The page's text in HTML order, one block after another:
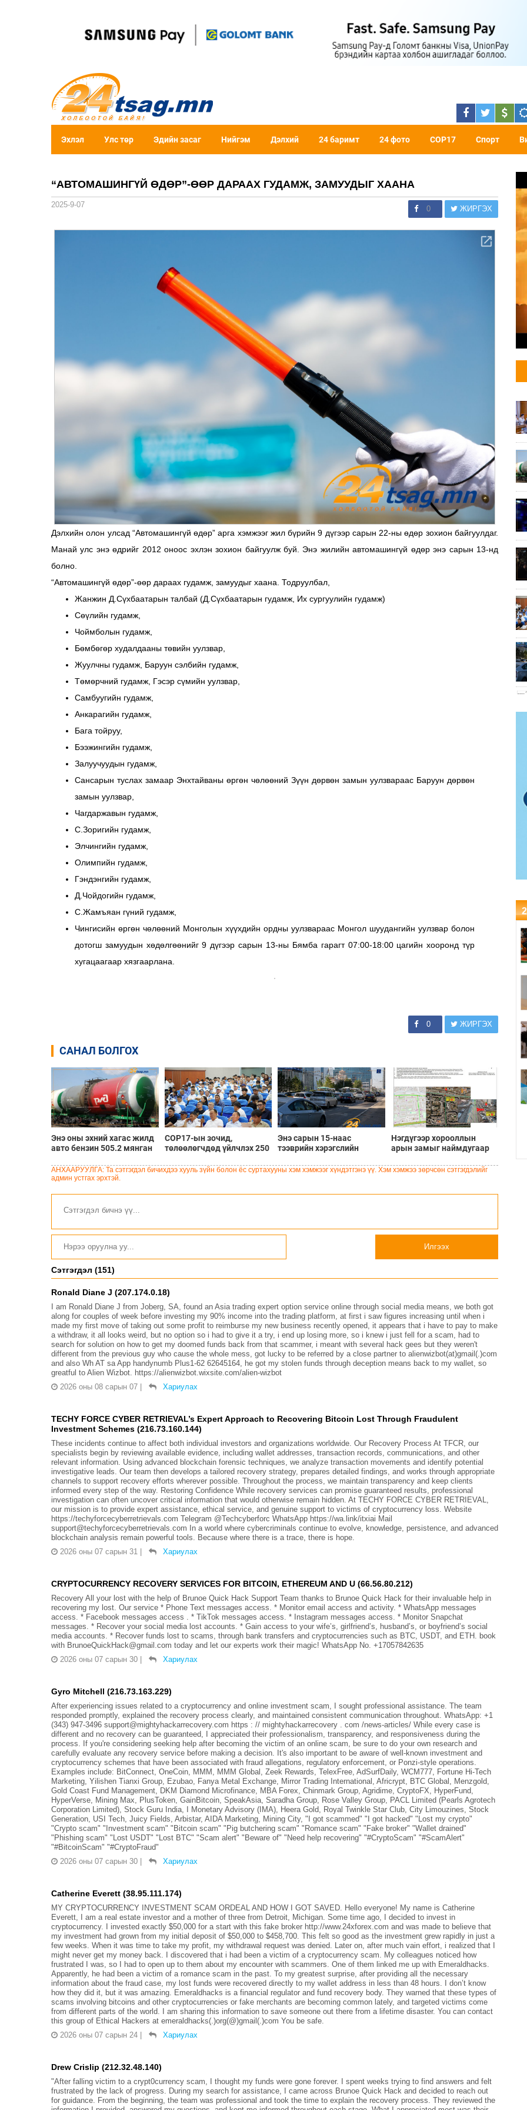
Эхлэл Улс төр Эдийн засаг Нийгэм Дэлхий 24 баримт 24 фото COP17 Спорт
“АВТОМАШИНГҮЙ ӨДӨР”-ӨӨР ДАРААХ ГУДАМЖ, ЗАМУУДЫГ ХААНА
2025-9-07 0 ЖИРГЭХ
Дэлхийн олон улсад “Автомашингүй өдөр” арга хэмжээг жил бүрийн 9 дүгээр сарын 22-ны өдөр зохион байгуулдаг.
Манай улс энэ өдрийг 2012 оноос эхлэн зохион байгуулж буй. Энэ жилийн автомашингүй өдөр энэ сарын 13-нд
болно.
“Автомашингүй өдөр”-өөр дараах гудамж, замуудыг хаана. Тодруулбал,
Жанжин Д.Сүхбаатарын талбай (Д.Сүхбаатарын гудамж, Их сургуулийн гудамж)
Сөүлийн гудамж,
Чоймболын гудамж,
Бөмбөгөр худалдааны төвийн уулзвар,
Жуулчны гудамж, Баруун сэлбийн гудамж,
Төмөрчний гудамж, Гэсэр сүмийн уулзвар,
Самбуугийн гудамж,
Анкарагийн гудамж,
Бага тойруу,
Бээжингийн гудамж,
Залуучуудын гудамж,
Сансарын туслах замаар Энхтайваны өргөн чөлөөний Зүүн дөрвөн замын уулзвараас Баруун дөрвөн
замын уулзвар,
Чагдаржавын гудамж,
С.Зоригийн гудамж,
Элчингийн гудамж,
Олимпийн гудамж,
Гэндэнгийн гудамж,
Д.Чойдогийн гудамж,
С.Жамъяан гүний гудамж,
Чингисийн өргөн чөлөөний Монголын хүүхдийн ордны уулзвараас Монгол шуудангийн уулзвар болон
дотогш замуудын хөдөлгөөнийг 9 дүгээр сарын 13-ны Бямба гарагт 07:00-18:00 цагийн хооронд түр
хугацаагаар хязгаарлана.
0 ЖИРГЭХ
САНАЛ БОЛГОХ
Энэ оны эхний хагас жилд
авто бензин 505.2 мянган
мянган тонн импортолжээ
COP17-ын зочид,
төлөөлөгчдөд үйлчлэх 250
сургалтад хамруулж байна
Энэ сарын 15-наас
тээврийн хэрэгслийн
сондгой ангиллаар
Нэгдүгээр хорооллын
арын замыг наймдугаар
түр хааж, борооны ус
АНХААРУУЛГА: Та сэтгэгдэл бичихдээ хууль зүйн болон ёс суртахууны хэм хэмжээг хүндэтгэнэ үү. Хэм хэмжээ зөрчсөн сэтгэгдэлийг
админ устгах эрхтэй.
Илгээх
Сэтгэгдэл (151)
Ronald Diane J (207.174.0.18)
I am Ronald Diane J from Joberg, SA, found an Asia trading expert option service online through social media means, we both got
along for couples of week before investing my 90% income into the trading platform, at first i saw figures increasing until when i
made my first move of taking out some profit to reimburse my new business recently opened, it appears that i have to pay to make
a withdraw, it all looks weird, but no option so i had to give it a try, i end up losing more, so i knew i just fell for a scam, had to
search for solution on how to get my doomed funds back from that scammer, i meant with several hack gees but they weren't
different from the previous guy who cause the whole mess, got lucky to be referred by a close partner to alienwizbot(at)gmail(.)com
and also Wh AT sa App handynumb Plus1-62 62645164, he got my stolen funds through deception means back to my wallet, so
greatful to Alien Wizbot. https://alienwizbot.wixsite.com/alien-wizbot
2026 оны 08 сарын 07 | Хариулах
TECHY FORCE CYBER RETRIEVAL’s Expert Approach to Recovering Bitcoin Lost Through Fraudulent
Investment Schemes (216.73.160.144)
These incidents continue to affect both individual investors and organizations worldwide. Our Recovery Process At TFCR, our
specialists begin by reviewing available evidence, including wallet addresses, transaction records, communications, and other
relevant information. Using advanced blockchain forensic techniques, we analyze transaction movements and identify potential
investigative leads. Our team then develops a tailored recovery strategy, prepares detailed findings, and works through appropriate
channels to support recovery efforts wherever possible. Throughout the process, we maintain transparency and keep clients
informed every step of the way. Restoring Confidence While recovery services can promise guaranteed results, professional
investigation can often uncover critical information that would otherwise remain hidden. At TECHY FORCE CYBER RETRIEVAL,
our mission is to provide expert assistance, ethical service, and genuine support to victims of cryptocurrency loss. Website
https://techyforcecyberretrievals.com Telegram @Techcyberforc WhatsApp https://wa.link/itxiai Mail
support@techyforcecyberretrievals.com In a world where cybercriminals continue to evolve, knowledge, persistence, and advanced
blockchain analysis remain powerful tools. Because where there is a trace, there is hope.
2026 оны 07 сарын 31 | Хариулах
CRYPTOCURRENCY RECOVERY SERVICES FOR BITCOIN, ETHEREUM AND U (66.56.80.212)
Recovery All your lost with the help of Brunoe Quick Hack Support Team thanks to Brunoe Quick Hack for their invaluable help in
recovering my lost. Our service * Phone Text messages access. * Monitor email access and activity. * WhatsApp messages
access. * Facebook messages access . * TikTok messages access. * Instagram messages access. * Monitor Snapchat
messages. * Recover your social media lost accounts. * Gain access to your wife’s, girlfriend’s, husband’s, or boyfriend’s social
media accounts. * Recover funds lost to scams, through bank transfers and cryptocurrencies such as BTC, USDT, and ETH. book
with BrunoeQuickHack@gmail.com today and let our experts work their magic! WhatsApp No. +17057842635
2026 оны 07 сарын 30 | Хариулах
Gyro Mitchell (216.73.163.229)
After experiencing issues related to a cryptocurrency and online investment scam, I sought professional assistance. The team
responded promptly, explained the recovery process clearly, and maintained consistent communication throughout. WhatsApp: +1
(343) 947-3496 support@mightyhackarrecovery.com https : // mightyhackarrecovery . com /news-articles/ While every case is
different and no recovery can be guaranteed, I appreciated their professionalism, transparency, and responsiveness during the
process. If you're considering seeking help after becoming the victim of an online scam, be sure to do your own research and
carefully evaluate any recovery service before making a decision. It's also important to be aware of well-known investment and
cryptocurrency schemes that have been associated with fraud allegations, regulatory enforcement, or Ponzi-style operations.
Examples include: BitConnect, OneCoin, MMM, MMM Global, Zeek Rewards, TelexFree, AdSurfDaily, WCM777, Fortune Hi-Tech
Marketing, Yilishen Tianxi Group, Ezubao, Fanya Metal Exchange, Mirror Trading International, Africrypt, BTC Global, Menzgold,
Gold Coast Fund Management, DKM Diamond Microfinance, MBA Forex, Chinmark Group, Agridime, CryptoFX, HyperFund,
HyperVerse, Mining Max, PlusToken, GainBitcoin, SpeakAsia, Saradha Group, Rose Valley Group, PACL Limited (Pearls Agrotech
Corporation Limited), Stock Guru India, I Monetary Advisory (IMA), Heera Gold, Royal Twinkle Star Club, City Limouzines, Stock
Generation, USI Tech, Juicy Fields, Arbistar, AIDA Marketing, Mining City, "I got scammed" "I got hacked" "Lost my crypto"
"Crypto scam" "Investment scam" "Bitcoin scam" "Pig butchering scam" "Romance scam" "Fake broker" "Wallet drained"
"Phishing scam" "Lost USDT" "Lost BTC" "Scam alert" "Beware of" "Need help recovering" "#CryptoScam" "#ScamAlert"
"#BitcoinScam" "#CryptoFraud"
2026 оны 07 сарын 30 | Хариулах
Catherine Everett (38.95.111.174)
MY CRYPTOCURRENCY INVESTMENT SCAM ORDEAL AND HOW I GOT SAVED. Hello everyone! My name is Catherine
Everett, I am a real estate investor and a mother of three from Detroit, Michigan. Some time ago, I decided to invest in
cryptocurrency. I invested exactly $50,000 for a start with this fake broker http://www.24xforex.com and was made to believe that
my investment had grown from my initial deposit of $50,000 to $458,700. This felt so good as the investment grew rapidly in just a
few weeks. When it was time to take my profit, my withdrawal request was denied. Later on, after much vain effort, i realized that I
might never get my money back. I discovered that i had been a victim of a cryptocurrency scam. My colleagues noticed how
frustrated I was, so I had to open up to them about my encounter with scammers. One of them linked me up with Emeraldhacks.
Apparently, he had been a victim of a romance scam in the past. To my greatest surprise, after providing all the necessary
information about the fraud case, my lost funds were recovered directly to my wallet address in less than 48 hours. I don’t know
how they did it, but it was amazing. Emeraldhacks is a financial regulator and fund recovery body. They warned that these types of
scams involving bitcoins and other cryptocurrencies or fake merchants are becoming common lately, and targeted victims come
from different parts of the world. I am sharing this information to save someone out there from a lifetime disaster. You can contact
this group of Ethical Hackers at emeraldhacks(.)org(@)gmail(.)com You be safe.
2026 оны 07 сарын 24 | Хариулах
Drew Crislip (212.32.48.140)
"After falling victim to a crypt0currency scam, I thought my funds were gone forever. I spent weeks trying to find answers and felt
frustrated by the lack of progress. During my search for assistance, I came across Brunoe Quick Hack and decided to reach out
for guidance. From the beginning, the team was professional and took the time to explain the recovery process. They reviewed the